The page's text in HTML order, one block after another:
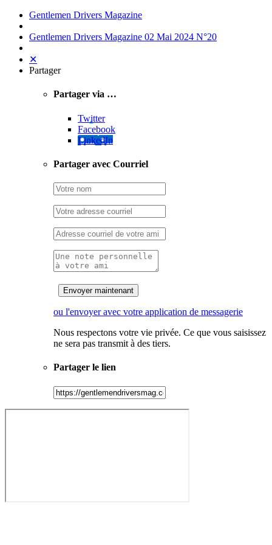
Gentlemen Drivers Magazine
Gentlemen Drivers Magazine 02 Mai 2024 N°20
✕
Partager
Partager via …
Twitter
Facebook
LinkedIn
Partager avec Courriel
ou l'envoyer avec votre application de messagerie
Nous respectons votre vie privée. Ce que vous saisissez
ne sera pas transmit à des tiers.
Partager le lien